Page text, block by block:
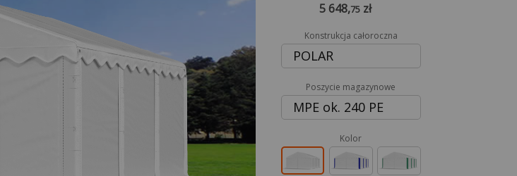
5 648,75 zł
Konstrukcja całoroczna
POLAR
Poszycie magazynowe
MPE ok. 240 PE
Kolor